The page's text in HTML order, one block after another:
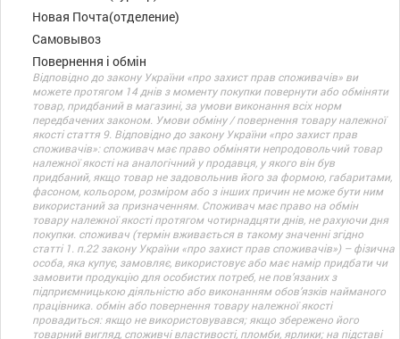
Новая Почта(отделение)
Самовывоз
Повернення і обмін
Відповідно до закону України «про захист прав споживачів» ви
можете протягом 14 днів з моменту покупки повернути або обміняти
товар, придбаний в магазині, за умови виконання всіх норм
передбачених законом. Умови обміну / повернення товару належної
якості стаття 9. Відповідно до закону України «про захист прав
споживачів»: споживач має право обміняти непродовольчий товар
належної якості на аналогічний у продавця, у якого він був
придбаний, якщо товар не задовольнив його за формою, габаритами,
фасоном, кольором, розміром або з інших причин не може бути ним
використаний за призначенням. Споживач має право на обмін
товару належної якості протягом чотирнадцяти днів, не рахуючи дня
покупки. споживач (термін вживається в такому значенні згідно
статті 1. п.22 закону України «про захист прав споживачів») – фізична
особа, яка купує, замовляє, використовує або має намір придбати чи
замовити продукцію для особистих потреб, не пов’язаних з
підприємницькою діяльністю або виконанням обов’язків найманого
працівника. обмін або повернення товару належної якості
провадиться: якщо не використовувався; якщо збережено його
товарний вигляд, споживчі властивості, пломби, ярлики; на підставі